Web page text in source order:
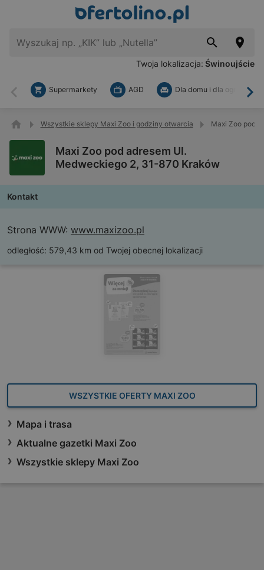
Twoja lokalizacja: Świnoujście
Wstecz
Supermarkety AGD Dla domu i dla ogrodu
Wszystkie sklepy Maxi Zoo i godziny otwarcia Maxi Zoo pod
Maxi Zoo pod adresem Ul.
Medweckiego 2, 31-870 Kraków
Kontakt
Strona WWW: www.maxizoo.pl
odległość: 579,43 km od Twojej obecnej lokalizacji
WSZYSTKIE OFERTY MAXI ZOO
Mapa i trasa
Aktualne gazetki Maxi Zoo
Wszystkie sklepy Maxi Zoo